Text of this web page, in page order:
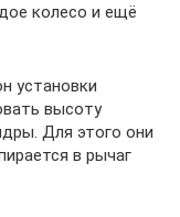
колесо и ещё
установки
высоту
Для этого они
в рычаг